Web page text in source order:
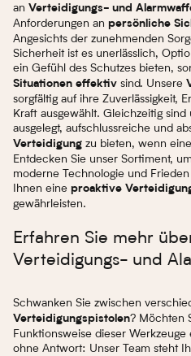
an Verteidigungs- und
Anforderungen an persönliche
Angesichts der zunehmenden
Sicherheit ist es unerlässlich,
ein Gefühl des Schutzes bieten,
Situationen effektiv sind. Unsere
sorgfältig auf ihre Zuverlässigkeit,
Kraft ausgewählt. Gleichzeitig
ausgelegt, aufschlussreiche und
Verteidigung zu bieten, wenn
Entdecken Sie unser Sortiment,
moderne Technologie und
Ihnen eine proaktive
gewährleisten.
Erfahren Sie mehr
Verteidigungs- und
Schwanken Sie zwischen
Verteidigungspistolen? Möchten
Funktionsweise dieser
ohne Antwort: Unser Team steht